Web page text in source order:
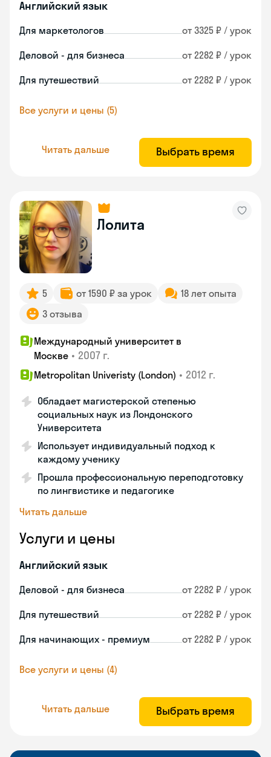
Английский язык
Для маркетологов от 3325 ₽ / урок
Деловой - для бизнеса от 2282 ₽ / урок
Для путешествий от 2282 ₽ / урок
Все услуги и цены (5)
Читать дальше Выбрать время
Лолита
5 от 1590 ₽ за урок
18 лет опыта
3 отзыва
Международный университет в
Москве • 2007 г.
Metropolitan Univeristy (London) • 2012 г.
Обладает магистерской степенью
социальных наук из Лондонского
Университета
Использует индивидуальный подход к
каждому ученику
Прошла профессиональную переподготовку
по лингвистике и педагогике
Читать дальше
Услуги и цены
Английский язык
Деловой - для бизнеса от 2282 ₽ / урок
Для путешествий от 2282 ₽ / урок
Для начинающих - премиум от 2282 ₽ / урок
Все услуги и цены (4)
Читать дальше Выбрать время